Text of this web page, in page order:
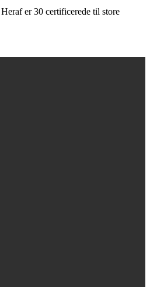
er 30 certificerede til store